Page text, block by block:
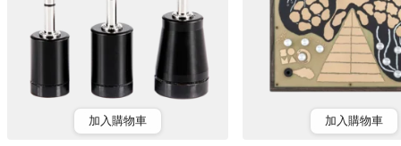
加入購物車 加入購物車